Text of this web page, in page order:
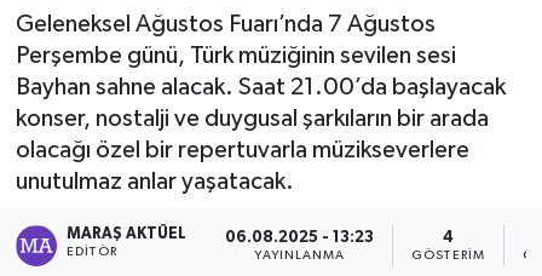
Geleneksel Ağustos Fuarı’nda 7 Ağustos
Perşembe günü, Türk müziğinin sevilen sesi
Bayhan sahne alacak. Saat 21.00’da başlayacak
konser, nostalji ve duygusal şarkıların bir arada
olacağı özel bir repertuvarla müzikseverlere
unutulmaz anlar yaşatacak.
MARAŞ AKTÜEL
EDITÖR
06.08.2025 - 13:23
YAYINLANMA
4
GÖSTERIM
Teknoloji
Dünya
Kültür Sanat
Son Dakika Haberleri
Haber Arşivi